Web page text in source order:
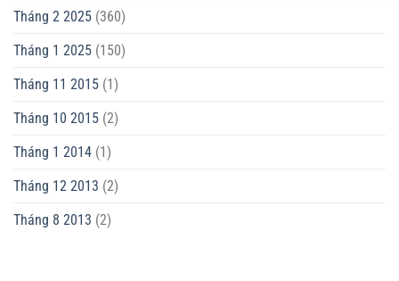
Tháng 2 2025 (360)
Tháng 1 2025 (150)
Tháng 11 2015 (1)
Tháng 10 2015 (2)
Tháng 1 2014 (1)
Tháng 12 2013 (2)
Tháng 8 2013 (2)